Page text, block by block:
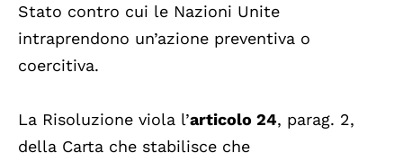
Stato contro cui le Nazioni Unite
intraprendono un’azione preventiva o
coercitiva.
La Risoluzione viola l’articolo 24, parag. 2,
della Carta che stabilisce che